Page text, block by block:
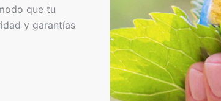
que tu
y garantías